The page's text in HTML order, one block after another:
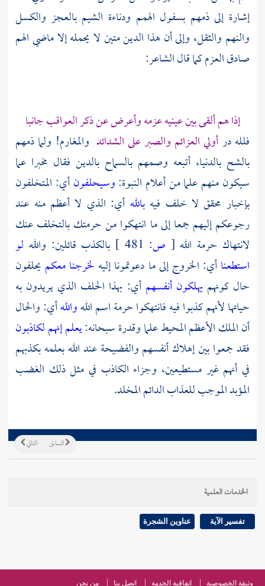
إشارة إلى ذمهم بسفول الهمم ودناءة الشيم بالعجز والكسل
والنهم والثقل، وإلى أن هذا الدين متين لا يحمله إلا ماضي الهم
صادق العزم كما قال الشاعر:
إذا هم ألقى بين عينيه عزمه وأعرض عن ذكر العواقب جانبا
فلله درأولي العزائم والصبر على الشدائد والمغارم! ولما ذمهم
بالشح بالدنيا، أتبعه وصمهم بالسماح بالدين فقال مخبرا عما
سيكون منهم علما من أعلام النبوة:وسيحلفونأي: المتخلفون
بإخبار محقق لا خلف فيهبالله أي: الذي لا أعظم منه عند
رجوعكم إليهم جمعا إلى ما انتهكوا من حرمتك بالتخلف عنك
لانتهاك حرمة الله [ ص: بالكذب قائلين: والله لو
استطعناأي: الخروج إلى ما دعوتمونا إليه لخرجنا معكم يحلفون
حال كونهميهلكون أنفسهمأي: بهذا الحلف الذي يريدون به
حياتها لأنهم كذبوا فيه فانتهكوا حرمة اسم اللهواللهأي: والحال
أن الملك الأعظم المحيط علما وقدرة سبحانه:يعلم إنهم لكاذبون
فقد جمعوا بين إهلاك أنفسهم والفضيحة عند الله بعلمه بكذبهم
في أنهم غير مستطيعين، وجزاء الكاذب في مثل ذلك الغضب
المؤبد الموجب للعذاب الدائم المخلد.
التالي السابق
الخدمات العلمية
تفسير الآية عناوين الشجرة
وثيقة الخصوصية اتفاقية الخدمة اتصل بنا من نحن